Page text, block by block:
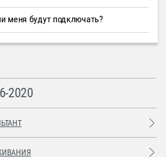
меня будут подключать?
2020